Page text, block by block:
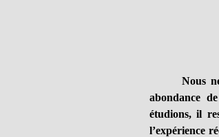
Nous
abondance
étudions, il
l’expérience